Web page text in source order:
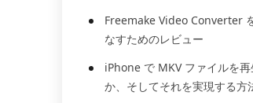
Freemake Video Converter
なすためのレビュー
iPhone で MKV ファイルを再
か、そしてそれを実現する方